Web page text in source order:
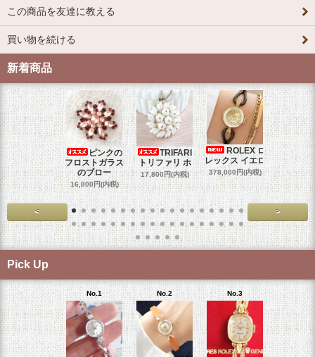
この商品を友達に教える
買い物を続ける
新着商品
ピンクの
フロストガラス
のブロー
16,800円(内税)
TRIFARI
トリファリ ホ
17,800円(内税)
ROLEX ロ
レックス イエロ
378,000円(内税)
ジュリア
29,000円(
< >
Pick Up
No.1 No.2 No.3 No.4